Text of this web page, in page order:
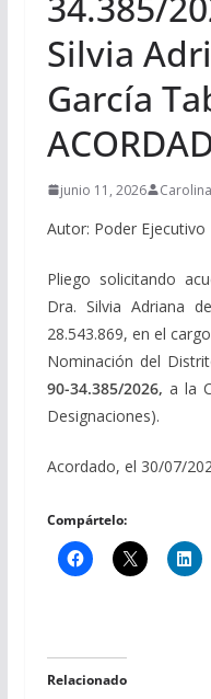
Silvia
García
junio 11, 2026
Autor: Poder Ejecutivo
Pliego solicitando
Dra. Silvia Adriana
28.543.869, en el
Nominación del
90-34.385/2026, a la
Designaciones).
Acordado, el 30/07/
Compártelo:
Relacionado